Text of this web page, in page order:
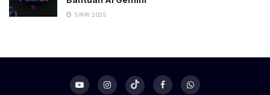
5 MAY 2025